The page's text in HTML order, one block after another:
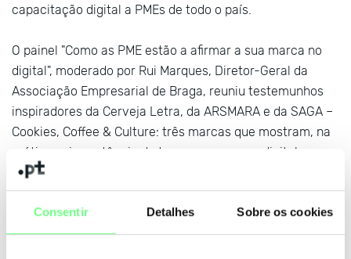
Consentir Detalhes Sobre os cookies
capacitação digital a PMEs de todo o país.
O painel "Como as PME estão a afirmar a sua marca no
digital", moderado por Rui Marques, Diretor-Geral da
Associação Empresarial de Braga, reuniu testemunhos
inspiradores da Cerveja Letra, da ARSMARA e da SAGA –
Cookies, Coffee & Culture: três marcas que mostram, na
prática, a importância de ter uma presença digital.
A sessão terminou com um momento prático dinamizado
pela WebHS, no qual os participantes ficaram a saber
como registar um domínio .pt e criar o seu site e email